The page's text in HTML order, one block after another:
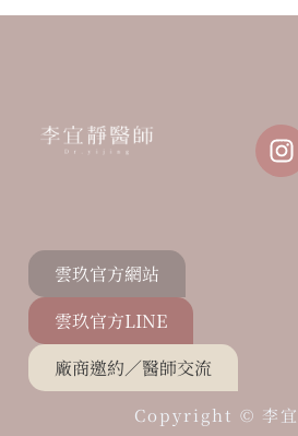
雲玖官方網站
雲玖官方LINE
廠商邀約／醫師交流
Copyright © 李